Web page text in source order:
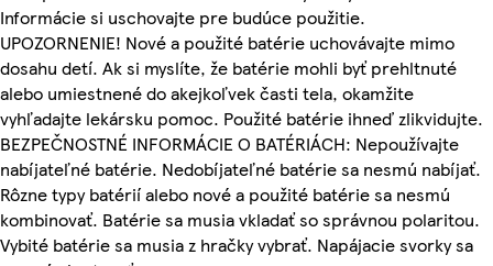
Informácie si uschovajte pre budúce použitie.
UPOZORNENIE! Nové a použité batérie uchovávajte mimo
dosahu detí. Ak si myslíte, že batérie mohli byť prehltnuté
alebo umiestnené do akejkoľvek časti tela, okamžite
vyhľadajte lekársku pomoc. Použité batérie ihneď zlikvidujte.
BEZPEČNOSTNÉ INFORMÁCIE O BATÉRIÁCH: Nepoužívajte
nabíjateľné batérie. Nedobíjateľné batérie sa nesmú nabíjať.
Rôzne typy batérií alebo nové a použité batérie sa nesmú
kombinovať. Batérie sa musia vkladať so správnou polaritou.
Vybité batérie sa musia z hračky vybrať. Napájacie svorky sa